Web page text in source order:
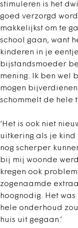
stimuleren is het
goed verzorgd
makkelijkst om te
school gaan, want
kinderen in je
bijstandsmoeder
mening. Ik ben wel
mogen
schommelt de hele
‘Het is ook niet
uitkering als je kind
nog scherper
bij mij woonde
kregen ook
zogenaamde
hoognodig. Het
hele onderhoud
huis uit gegaan.’